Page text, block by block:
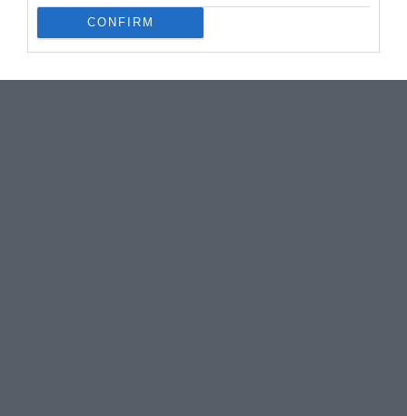
CONFIRM